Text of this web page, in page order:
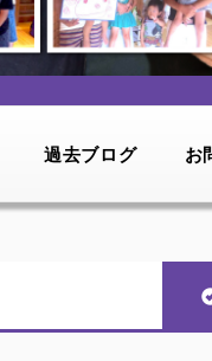
過去ブログ お